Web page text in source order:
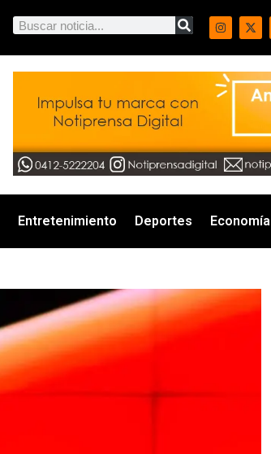
Entretenimiento Deportes Economía